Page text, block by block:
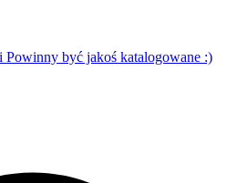
Powinny być jakoś katalogowane :)